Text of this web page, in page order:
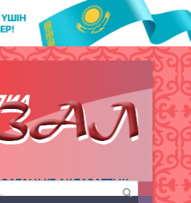
QAZALY.KZ АҚПАРАТТЫҚ
АГЕНТТІГІ